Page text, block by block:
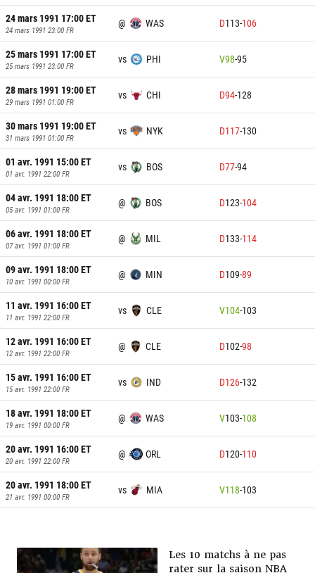
24 mars 1991 17:00ET
24 mars 1991 23:00 FR
@ WAS D113-106
25 mars 1991 17:00ET
25 mars 1991 23:00 FR
vs PHI V98-95
28 mars 1991 19:00ET
29 mars 1991 01:00 FR
vs CHI D94-128
30 mars 1991 19:00ET
31 mars 1991 01:00 FR
vs NYK D117-130
01 avr. 1991 15:00ET
01 avr. 1991 22:00 FR
vs BOS D77-94
04 avr. 1991 18:00ET
05 avr. 1991 01:00 FR
@ BOS D123-104
06 avr. 1991 18:00ET
07 avr. 1991 01:00 FR
@ MIL D133-114
09 avr. 1991 18:00ET
10 avr. 1991 00:00 FR
@ MIN D109-89
11 avr. 1991 16:00ET
11 avr. 1991 22:00 FR
vs CLE V104-103
12 avr. 1991 16:00ET
12 avr. 1991 22:00 FR
@ CLE D102-98
15 avr. 1991 16:00ET
15 avr. 1991 22:00 FR
vs IND D126-132
18 avr. 1991 18:00ET
19 avr. 1991 00:00 FR
@ WAS V103-108
20 avr. 1991 16:00ET
20 avr. 1991 22:00 FR
@ ORL D120-110
20 avr. 1991 18:00ET
21 avr. 1991 00:00 FR
vs MIA V118-103
Les 10 matchs à ne pas
rater sur la saison NBA